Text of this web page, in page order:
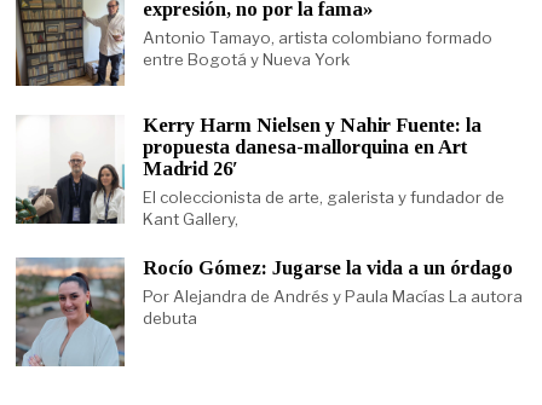
expresión, no por la fama»
Antonio Tamayo, artista colombiano formado
entre Bogotá y Nueva York
Kerry Harm Nielsen y Nahir Fuente: la
propuesta danesa-mallorquina en Art
Madrid 26′
El coleccionista de arte, galerista y fundador de
Kant Gallery,
Rocío Gómez: Jugarse la vida a un órdago
Por Alejandra de Andrés y Paula Macías La autora
debuta